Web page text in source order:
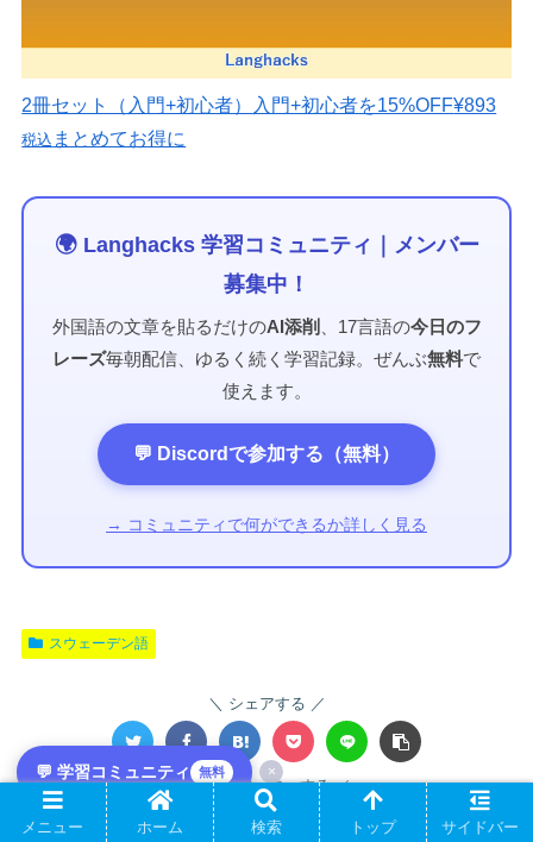
2冊セット（入門+初心者） 入門+初心者を15%OFF¥893
税込 まとめてお得に
🌍 Langhacks 学習コミュニティ｜メンバー
募集中！
外国語の文章を貼るだけのAI添削 、17言語の今日のフ
レーズ毎朝配信、ゆるく続く学習記録。ぜんぶ無料で
使えます。
💬 Discordで参加する（無料）
→ コミュニティで何ができるか詳しく見る
💬 学習コミュニティ 無料 ×
スウェーデン語
シェアする
LHをフォローする
メニュー ホーム 検索 トップ サイドバー